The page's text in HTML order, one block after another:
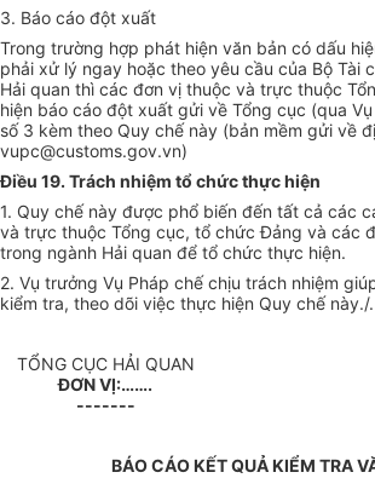
3. Báo cáo đột xuất
Trong trường hợp phát hiện văn bản có dấu
phải xử lý ngay hoặc theo yêu cầu của Bộ Tài
Hải quan thì các đơn vị thuộc và trực thuộc
hiện báo cáo đột xuất gửi về Tổng cục (qua
số 3 kèm theo Quy chế này (bản mềm gửi về
vupc@customs.gov.vn)
Điều 19. Trách nhiệm tổ chức thực hiện
1. Quy chế này được phổ biến đến tất cả các
và trực thuộc Tổng cục, tổ chức Đảng và các
trong ngành Hải quan để tổ chức thực hiện.
2. Vụ trưởng Vụ Pháp chế chịu trách nhiệm
kiểm tra, theo dõi việc thực hiện Quy chếnày./.
TỔNG CỤC HẢI QUAN
ĐƠN VỊ:…….
-------
BÁO CÁO KẾT QUẢ KIỂM TRA